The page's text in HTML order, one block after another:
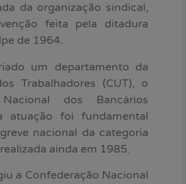
da organização sindical,
feita pela ditadura
de 1964.
um departamento da
Trabalhadores (CUT), o
Nacional dos Bancários
atuação foi fundamental
nacional da categoria
ainda em 1985.
a Confederação Nacional